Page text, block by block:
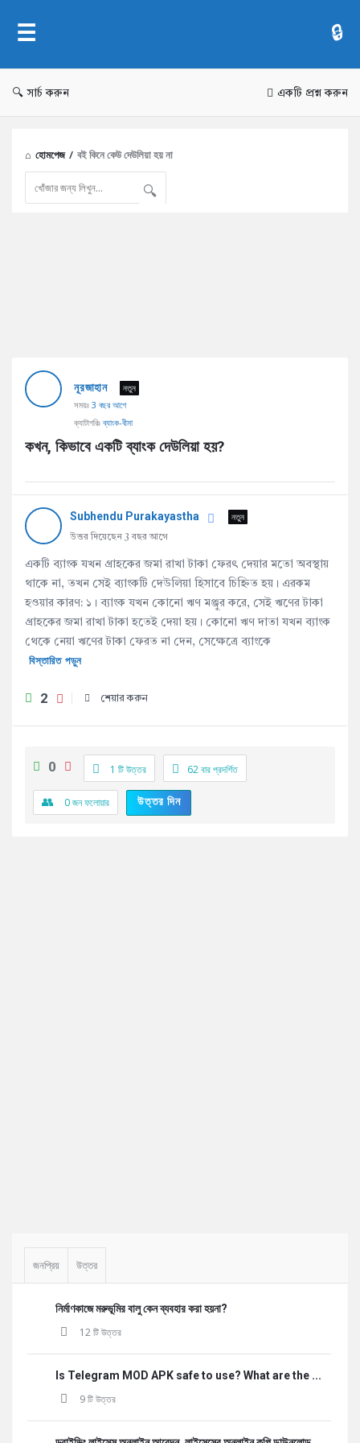
সার্চ করুন একটি প্রশ্ন করুন
হোমপেজ / বই কিনে কেউ দেউলিয়া হয় না
AddaBuzz.net
Latest
নূরজাহান
নতুন
সময়ঃ 3 বছর আগে
ক্যাটাগরিঃব্যাংক-বীমা
কখন, কিভাবে একটি ব্যাংক দেউলিয়া হয়?
Subhendu Purakayastha নতুন
উত্তর দিয়েছেন 3 বছর আগে
একটি ব্যাংক যখন গ্রাহকের জমা রাখা টাকা ফেরৎ দেয়ার মতো অবস্থায়
থাকে না, তখন সেই ব্যাংকটি দেউলিয়া হিসাবে চিহ্নিত হয়। এরকম
হওয়ার কারণ: ১। ব্যাংক যখন কোনো ঋণ মঞ্জুর করে, সেই ঋণের টাকা
গ্রাহকের জমা রাখা টাকা হতেই দেয়া হয়। কোনো ঋণ দাতা যখন ব্যাংক
থেকে নেয়া ঋণের টাকা ফেরত না দেন, সেক্ষেত্রে ব্যাংকে
বিস্তারিত পড়ুন
2 শেয়ার করুন
0 1 টি উত্তর 62বার প্রদর্শিত
0জন ফলোয়ার উত্তর দিন
Sidebar
জনপ্রিয় উত্তর
নির্মাণকাজে মরুভূমির বালু কেন ব্যবহার করা হয়না?
12 টি উত্তর
Is Telegram MOD APK safe to use? What are the ...
9 টি উত্তর